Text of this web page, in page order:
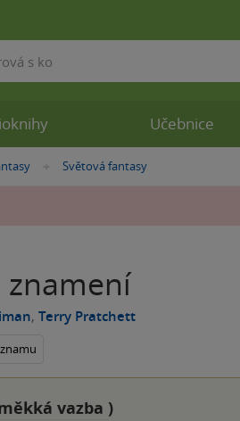
»
Světová fantasy
znamení
, Terry Pratchett
vazba )
Učebnice